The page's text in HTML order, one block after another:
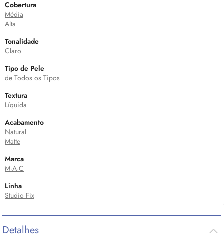
Cobertura
Média
Alta
Tonalidade
Claro
Tipo de Pele
de Todos os Tipos
Textura
Líquida
Acabamento
Natural
Matte
Marca
M·A·C
Linha
Studio Fix
Detalhes